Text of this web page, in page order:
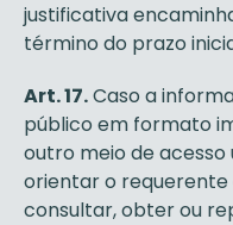
justificativa
término do prazo
Art. 17.Caso a
público em formato
outro meio de acesso
orientar o
consultar, obter ou